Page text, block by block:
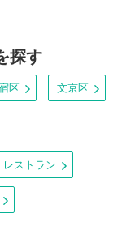
探す
区 文京区
レストラン